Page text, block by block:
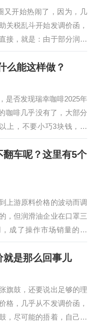
又开始热闹了，因为，几
关税乱斗开始发调价函，
接，就是：由于部分润滑
、添加进等原材料从美国
的成本将受此次关税变动
是我要调价了，至于上调
，给客户给市场留了个伏
多少，各凭本事。但润滑
么能这样做？
是否发现瑞幸咖啡2025年
咖啡几乎没有了，大部分
上，不要小巧3块钱，这
提升了几倍。比如9.9时
提升到12.9意味着利润提
车呢？这里有5个
上游原料价格的波动而调
，但润滑油企业在口罩三
成了操作市场销量的工
的信任，尤其是诸多润滑
价函外，几乎什么都不
的上调，谁能接受呢？润
价的原则是：一切涨价行
变产品/服务。简单说，
地…
就是那么回事儿
旗鼓，还要说出足够的理
格，几乎从不发调价函，
，尽可能的捂着，自己从